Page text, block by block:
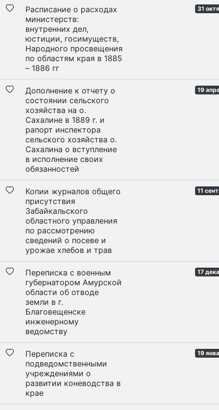
Расписание о расходах
министерств:
внутренних дел,
юстиции, госимуществ,
Народного просвещения
по областям края в 1885
– 1886 гг
31
Дополнение к отчету о
состоянии сельского
хозяйства на о.
Сахалине в 1889 г. и
рапорт инспектора
сельского хозяйства о.
Сахалина о вступление
в исполнение своих
обязанностей
19
Копии журналов общего
присутствия
Забайкальского
областного управления
по рассмотрению
сведений о посеве и
урожае хлебов и трав
11
Переписка с военным
губернатором Амурской
области об отводе
земли в г.
Благовещенске
инженерному
ведомству
17
Переписка с
подведомственными
учреждениями о
развитии коневодства в
крае
19